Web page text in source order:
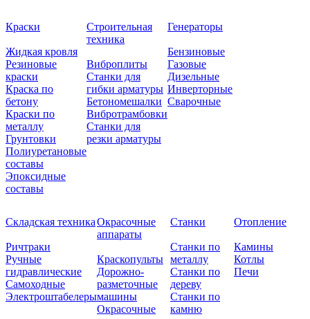
Краски
Жидкая кровля
Резиновые
краски
Краска по
бетону
Краски по
металлу
Грунтовки
Полиуретановые
составы
Эпоксидные
составы
Строительная
техника
Виброплиты
Станки для
гибки арматуры
Бетономешалки
Вибротрамбовки
Станки для
резки арматуры
Генераторы
Бензиновые
Газовые
Дизельные
Инверторные
Сварочные
Складская техника
Ричтраки
Ручные
гидравлические
Самоходные
Электроштабелеры
Окрасочные
аппараты
Краскопульты
Дорожно-
разметочные
машины
Окрасочные
Станки
Станки по
металлу
Станки по
дереву
Станки по
камню
Отопление
Камины
Котлы
Печи